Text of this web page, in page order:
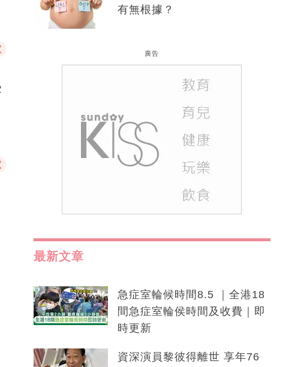
有無根據？
廣告
最新文章
急症室輪候時間8.5 ｜全港18
間急症室輪侯時間及收費｜即
時更新
資深演員黎彼得離世 享年76